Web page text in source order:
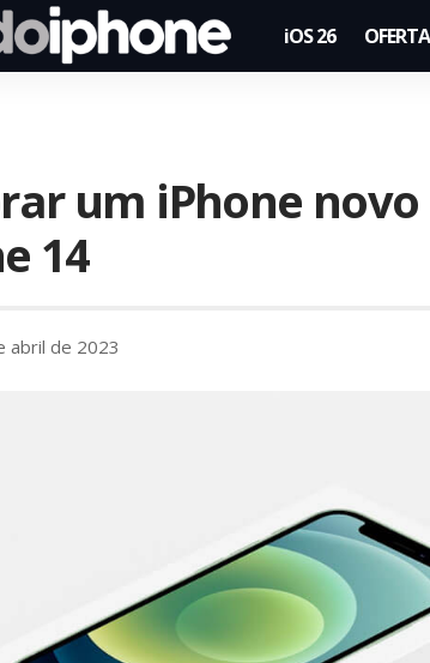
iOS 26
um iPhone
14
abril de 2023